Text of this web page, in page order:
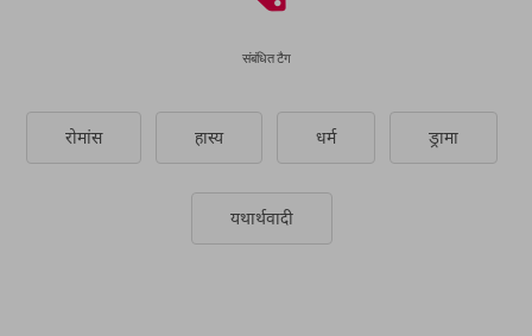
संबंधित टैग
रोमांस हास्य धर्म ड्रामा
यथार्थवादी